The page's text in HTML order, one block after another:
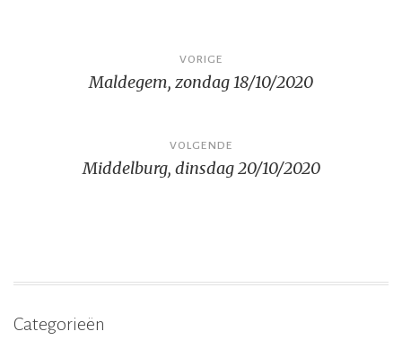
navigatie
VORIGE
Maldegem, zondag 18/10/2020
VOLGENDE
Middelburg, dinsdag 20/10/2020
Categorieën